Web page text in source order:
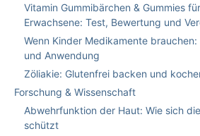
Vitamin Gummibärchen & Gummies
Erwachsene: Test, Bewertung und
Wenn Kinder Medikamente
und Anwendung
Zöliakie: Glutenfrei backen und
Forschung & Wissenschaft
Abwehrfunktion der Haut: Wie sich
schützt